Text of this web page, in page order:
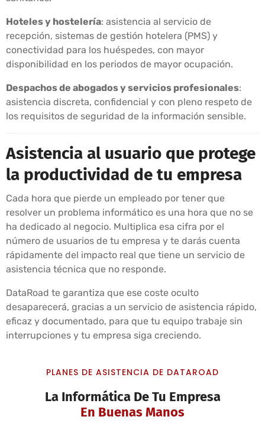
Hoteles y hostelería: asistencia al servicio de
recepción, sistemas de gestión hotelera (PMS) y
conectividad para los huéspedes, con mayor
disponibilidad en los periodos de mayor ocupación.
Despachos de abogados y servicios profesionales:
asistencia discreta, confidencial y con pleno respeto de
los requisitos de seguridad de la información sensible.
Asistencia al usuario que protege
la productividad de tu empresa
Cada hora que pierde un empleado por tener que
resolver un problema informático es una hora que no se
ha dedicado al negocio. Multiplica esa cifra por el
número de usuarios de tu empresa y te darás cuenta
rápidamente del impacto real que tiene un servicio de
asistencia técnica que no responde.
DataRoad te garantiza que ese coste oculto
desaparecerá, gracias a un servicio de asistencia rápido,
eficaz y documentado, para que tu equipo trabaje sin
interrupciones y tu empresa siga creciendo.
PLANES DE ASISTENCIA DE DATAROAD
La Informática De Tu Empresa
En Buenas Manos